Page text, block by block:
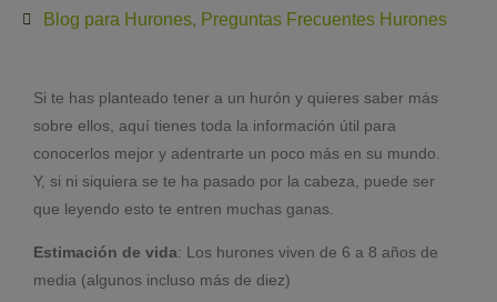
Blog para Hurones, Preguntas Frecuentes Hurones
Si te has planteado tener a un hurón y quieres saber más
sobre ellos, aquí tienes toda la información útil para
conocerlos mejor y adentrarte un poco más en su mundo.
Y, si ni siquiera se te ha pasado por la cabeza, puede ser
que leyendo esto te entren muchas ganas.
Estimación de vida: Los hurones viven de 6 a 8 años de
media (algunos incluso más de diez)